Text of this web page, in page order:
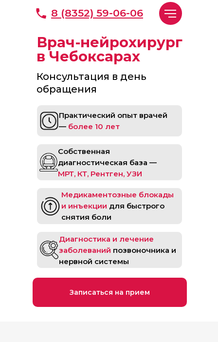
8 (8352) 59-06-06
Врач-нейрохирург
в Чебоксарах
Консультация в день
обращения
Записаться на прием
Медикаментозные блокады
и инъекции для быстрого
снятия боли
Диагностика и лечение
заболеваний позвоночника и
нервной системы
Практический опыт врачей
— более 10 лет
Собственная
диагностическая база —
МРТ, КТ, Рентген, УЗИ